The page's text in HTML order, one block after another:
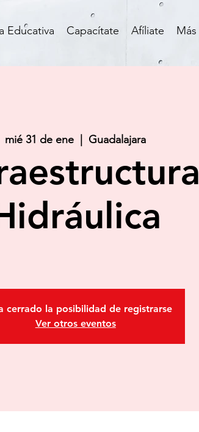
Educativa Capacítate Afíliate Más
mié 31 de ene Guadalajara
cerrado la posibilidad de registrarse
Ver otros eventos